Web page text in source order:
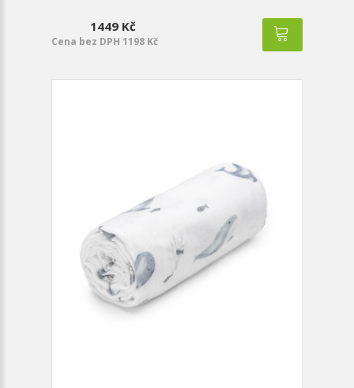
1449 Kč
Cena bez DPH 1198 Kč